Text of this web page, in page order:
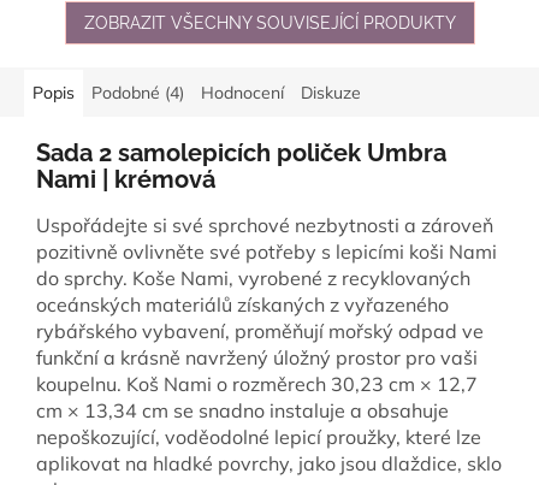
ZOBRAZIT VŠECHNY SOUVISEJÍCÍ PRODUKTY
Popis Podobné (4) Hodnocení Diskuze
Sada 2 samolepicích poliček Umbra
Nami | krémová
Uspořádejte si své sprchové nezbytnosti a zároveň
pozitivně ovlivněte své potřeby s lepicími koši Nami
do sprchy. Koše Nami, vyrobené z recyklovaných
oceánských materiálů získaných z vyřazeného
rybářského vybavení, proměňují mořský odpad ve
funkční a krásně navržený úložný prostor pro vaši
koupelnu. Koš Nami o rozměrech 30,23 cm × 12,7
cm × 13,34 cm se snadno instaluje a obsahuje
nepoškozující, voděodolné lepicí proužky, které lze
aplikovat na hladké povrchy, jako jsou dlaždice, sklo